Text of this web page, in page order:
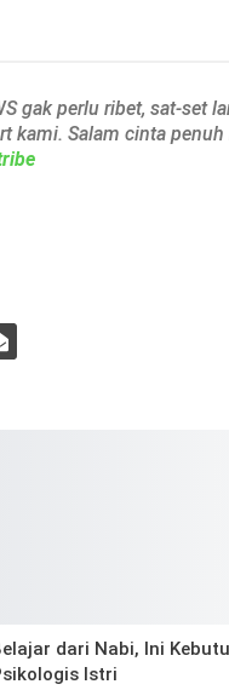
gak perlu ribet, sat-set
kami. Salam cinta
dari Nabi, Ini
Istri